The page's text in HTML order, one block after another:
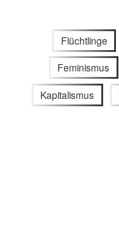
Flüchtlinge
Feminismus
Kapitalismus